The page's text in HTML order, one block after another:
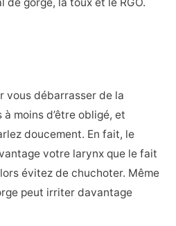
de gorge, la toux et le RGO.
vous débarrasser de la
moins d’être obligé, et
doucement. En fait, le
votre larynx que le fait
évitez de chuchoter. Même
peut irriter davantage